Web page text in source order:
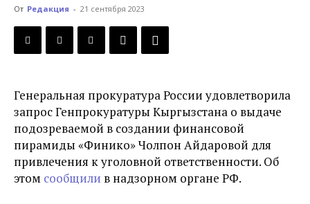
Кыргызстана
От Редакция - 21 сентября 2023
Генеральная прокуратура России удовлетворила
запрос Генпрокуратуры Кыргызстана о выдаче
подозреваемой в создании финансовой
пирамиды «Финико» Чолпон Айдаровой для
привлечения к уголовной ответственности. Об
этом сообщили в надзорном органе РФ.